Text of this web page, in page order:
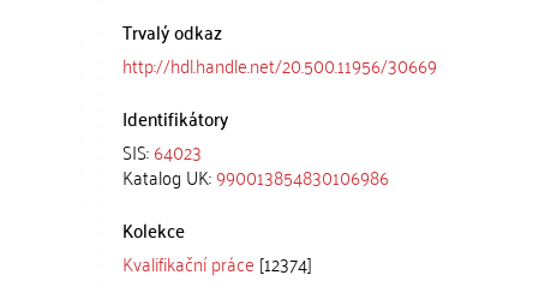
Trvalý odkaz
http://hdl.handle.net/20.500.11956/30669
Identifikátory
SIS:64023
Katalog UK:990013854830106986
Kolekce
Kvalifikační práce [12374]